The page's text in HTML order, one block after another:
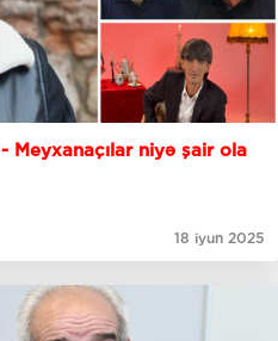
- Meyxanaçılar niyə şair ola
18 iyun 2025